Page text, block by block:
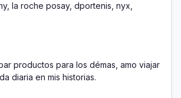
la roche posay, dportenis, nyx,
productos para los démas, amo viajar
diaria en mis historias.